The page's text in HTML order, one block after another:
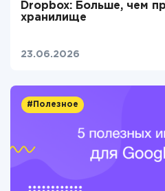
Dropbox: Больше, чем
хранилище
23.06.2026
#Полезное